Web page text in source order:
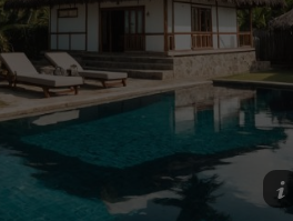
SIU,
AI